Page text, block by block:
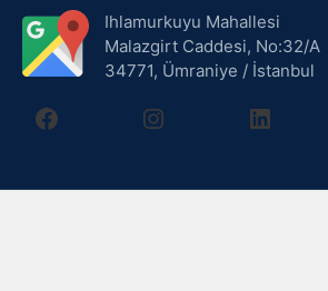
Ihlamurkuyu Mahallesi
Malazgirt Caddesi, No:32/A
34771, Ümraniye / İstanbul
facebookinstagramlinkedin